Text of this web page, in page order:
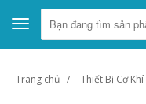
Toggle
navigation
Trang chủ Thiết Bị Cơ Khí